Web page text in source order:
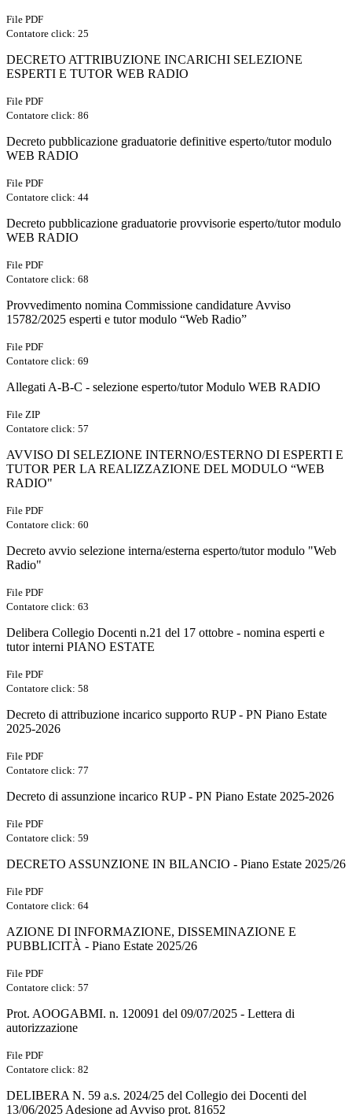
File PDF
Contatore click: 25
DECRETO ATTRIBUZIONE INCARICHI SELEZIONE
ESPERTI E TUTOR WEB RADIO
File PDF
Contatore click: 86
Decreto pubblicazione graduatorie definitive esperto/tutor modulo
WEB RADIO
File PDF
Contatore click: 44
Decreto pubblicazione graduatorie provvisorie esperto/tutor modulo
WEB RADIO
File PDF
Contatore click: 68
Provvedimento nomina Commissione candidature Avviso
15782/2025 esperti e tutor modulo “Web Radio”
File PDF
Contatore click: 69
Allegati A-B-C - selezione esperto/tutor Modulo WEB RADIO
File ZIP
Contatore click: 57
AVVISO DI SELEZIONE INTERNO/ESTERNO DI ESPERTI E
TUTOR PER LA REALIZZAZIONE DEL MODULO “WEB
RADIO"
File PDF
Contatore click: 60
Decreto avvio selezione interna/esterna esperto/tutor modulo "Web
Radio"
File PDF
Contatore click: 63
Delibera Collegio Docenti n.21 del 17 ottobre - nomina esperti e
tutor interni PIANO ESTATE
File PDF
Contatore click: 58
Decreto di attribuzione incarico supporto RUP - PN Piano Estate
2025-2026
File PDF
Contatore click: 77
Decreto di assunzione incarico RUP - PN Piano Estate 2025-2026
File PDF
Contatore click: 59
DECRETO ASSUNZIONE IN BILANCIO - Piano Estate 2025/26
File PDF
Contatore click: 64
AZIONE DI INFORMAZIONE, DISSEMINAZIONE E
PUBBLICITÀ - Piano Estate 2025/26
File PDF
Contatore click: 57
Prot. AOOGABMI. n. 120091 del 09/07/2025 - Lettera di
autorizzazione
File PDF
Contatore click: 82
DELIBERA N. 59 a.s. 2024/25 del Collegio dei Docenti del
13/06/2025 Adesione ad Avviso prot. 81652